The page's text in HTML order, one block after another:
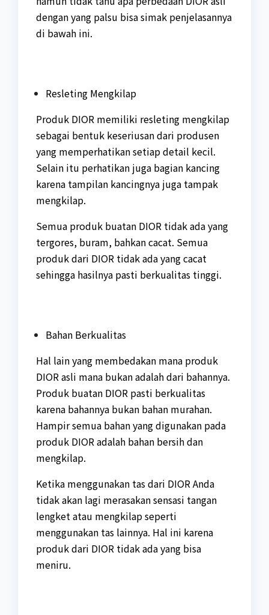
dengan yang palsu bisa simak penjelasannya
di bawah ini.
Resleting Mengkilap
Produk DIOR memiliki resleting mengkilap
sebagai bentuk keseriusan dari produsen
yang memperhatikan setiap detail kecil.
Selain itu perhatikan juga bagian kancing
karena tampilan kancingnya juga tampak
mengkilap.
Semua produk buatan DIOR tidak ada yang
tergores, buram, bahkan cacat. Semua
produk dari DIOR tidak ada yang cacat
sehingga hasilnya pasti berkualitas tinggi.
Bahan Berkualitas
Hal lain yang membedakan mana produk
DIOR asli mana bukan adalah dari bahannya.
Produk buatan DIOR pasti berkualitas
karena bahannya bukan bahan murahan.
Hampir semua bahan yang digunakan pada
produk DIOR adalah bahan bersih dan
mengkilap.
Ketika menggunakan tas dari DIOR Anda
tidak akan lagi merasakan sensasi tangan
lengket atau mengkilap seperti
menggunakan tas lainnya. Hal ini karena
produk dari DIOR tidak ada yang bisa
meniru.